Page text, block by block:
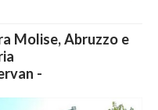
Molise, Abruzzo e
-